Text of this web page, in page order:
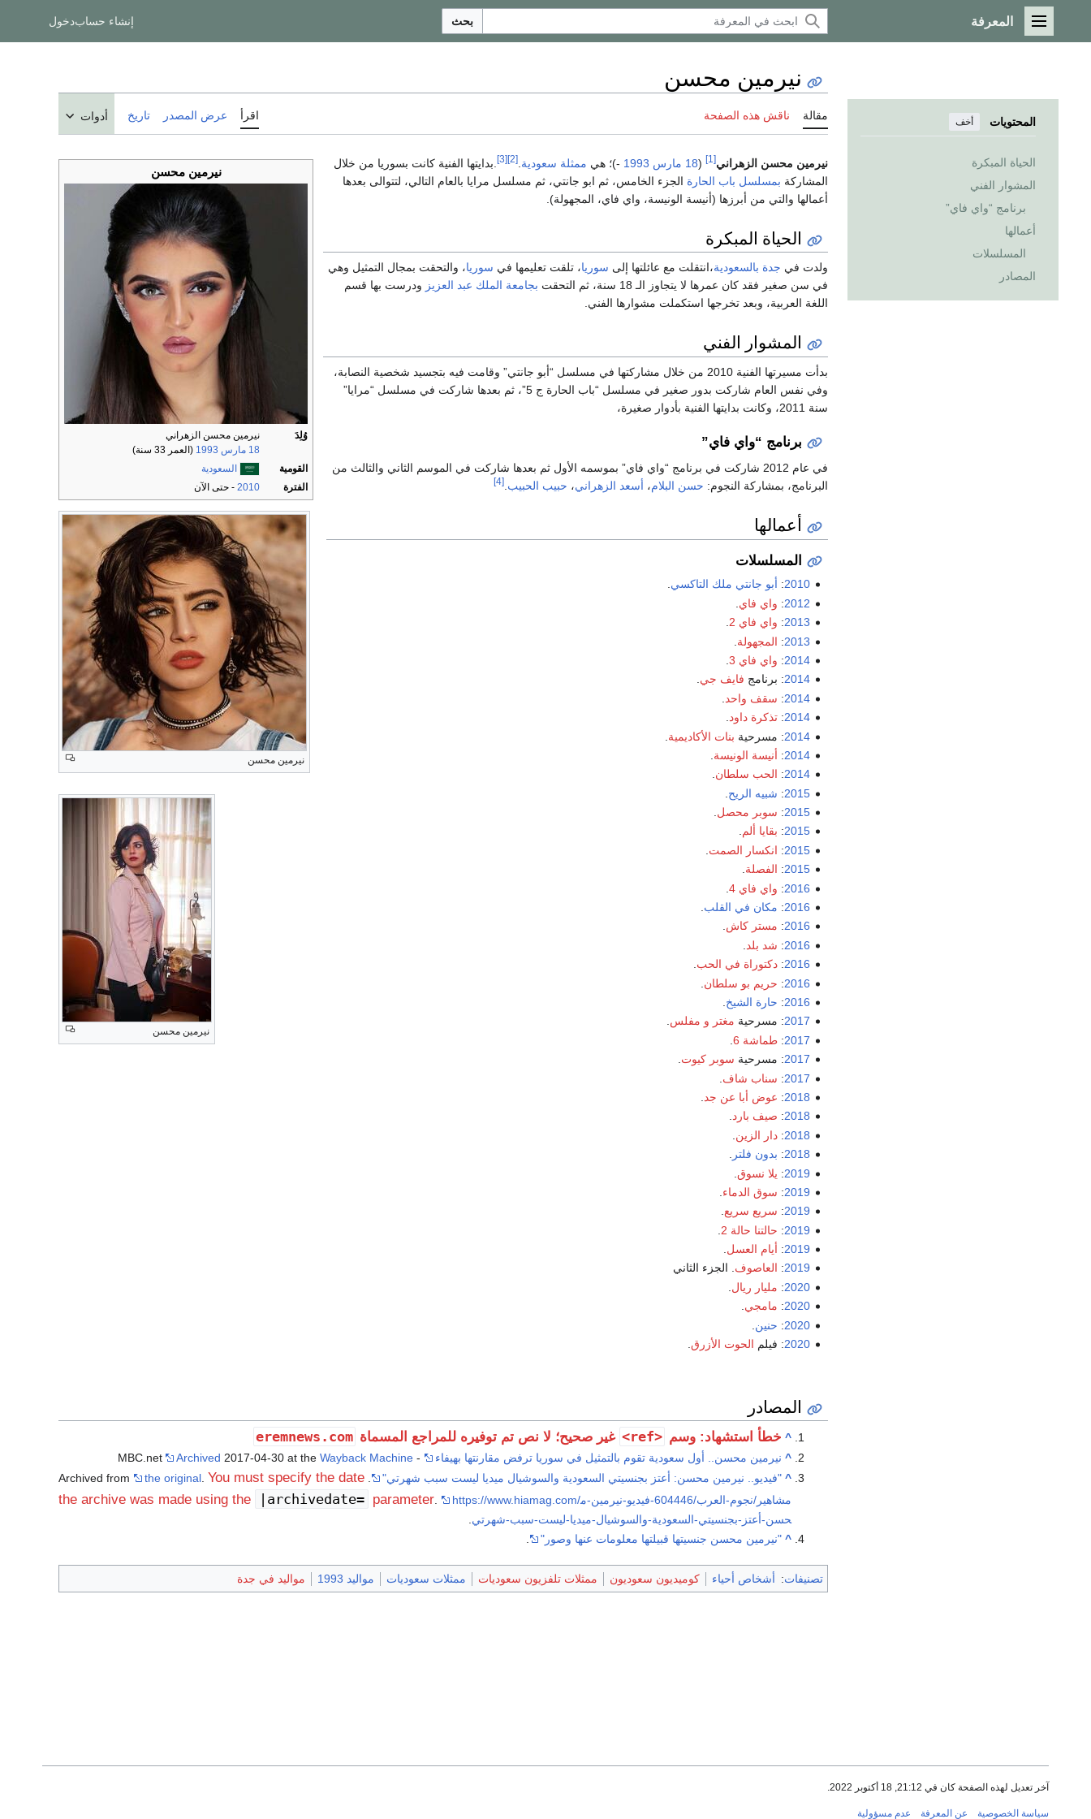
القائمة الرئيسية
المعرفة بحث إنشاء حسابدخول
المحتويات أخف
الحياة المبكرة
المشوار الفني
برنامج “واي فاي”
أعمالها
المسلسلات
المصادر
نيرمين محسن
مقالة ناقش هذه الصفحة اقرأ عرض المصدر تاريخ أدوات
نيرمين محسن
وُلِدَ
نيرمين محسن الزهراني
18 مارس
1993 (العمر 33 سنة)
القومية
السعودية
الفترة
2010 - حتى الآن
نيرمين محسن الزهراني[1]
(18 مارس 1993 -)؛ هي ممثلة سعودية [2]
[3]
.بدايتها الفنية كانت بسوريا من خلال
المشاركة بمسلسل باب الحارة الجزء الخامس، ثم ابو جانتي، ثم مسلسل مرايا بالعام التالي، لتتوالى بعدها
أعمالها والتي من أبرزها (أنيسة الونيسة، واي فاي، المجهولة).
الحياة المبكرة
ولدت في جدة بالسعودية،انتقلت مع عائلتها إلى سوريا، تلقت تعليمها في سوريا، والتحقت بمجال التمثيل وهي
في سن صغير فقد كان عمرها لا يتجاوز الـ 18 سنة، ثم التحقت
بجامعة الملك عبد العزيز ودرست بها قسم
اللغة العربية، وبعد تخرجها استكملت مشوارها الفني.
المشوار الفني
نيرمين محسن
نيرمين محسن
بدأت مسيرتها الفنية 2010 من خلال مشاركتها في مسلسل “أبو جانتي” وقامت فيه بتجسيد شخصية النصابة،
وفي نفس العام شاركت بدور صغير في مسلسل “باب الحارة ج 5”، ثم بعدها شاركت في مسلسل “مرايا”
سنة 2011، وكانت بدايتها الفنية بأدوار صغيرة،
برنامج “واي فاي”
في عام 2012 شاركت في برنامج “واي فاي” بموسمه الأول ثم بعدها شاركت في الموسم الثاني والثالث من
البرنامج، بمشاركة النجوم: حسن البلام، أسعد الزهراني، حبيب الحبيب.
[4]
أعمالها
المسلسلات
2010
: أبو جانتي ملك التاكسي.
2012
: واي فاي
2013
: واي فاي 2
2013
: المجهولة
2014
: واي فاي 3
2014: برنامج فايف جي.
2014
: سقف واحد
2014
:تذكرة داود
2014: مسرحية بنات الأكاديمية
2014
: أنيسة الونيسة
2014
: الحب سلطان.
2015
: شبيه الريح
2015
: سوبر محصل
2015
: بقايا ألم.
2015
: انكسار الصمت
2015
: الفصلة.
2016
: واي فاي 4
2016
: مكان في القلب
2016
: مستر كاش.
2016
: شد بلد
2016
:دكتوراة في الحب.
2016
: حريم بو سلطان
2016
: حارة الشيخ
2017: مسرحية مغتر و مفلس.
2017
:طماشة 6
2017: مسرحية سوبر كيوت
2017
: سناب شاف
2018
: عوض أبا عن جد
2018
: صيف بارد.
2018
:دار الزين
2018
: بدون فلتر
2019
: يلا نسوق
2019
: سوق الدماء
2019
: سريع سريع.
2019
: حالتنا حالة 2
2019
: أيام العسل
2019
: العاصوف. الجزء الثاني
2020
: مليار ريال
2020
: مامجي.
2020
: حنين
2020: فيلم الحوت الأزرق
المصادر
^ خطأ استشهاد: وسم <ref> غير صحيح؛ لا نص تم توفيره للمراجع المسماة eremnews.com
^ نيرمين محسن.. أول سعودية تقوم بالتمثيل في سوريا ترفض مقارنتها بهيفاء - MBC.net
Archived 2017-04-30 at theWayback Machine
^ "فيديو.. نيرمين محسن: أعتز بجنسيتي السعودية والسوشيال ميديا ليست سبب شهرتي" . Archived from
the original. You must specify the date
the archive was made using the
|archivedate= parameter.
https://www.hiamag.com/مشاهير/نجوم-العرب/604446-فيديو-نيرمين-م
حسن-أعتز-بجنسيتي-السعودية-والسوشيال-ميديا-ليست-سبب-شهرتي.
^ "نيرمين محسن جنسيتها قبيلتها معلومات عنها وصور"
تصنيفات: أشخاص أحياء كوميديون سعوديون ممثلات تلفزيون سعوديات ممثلات سعوديات مواليد 1993 مواليد في جدة
آخر تعديل لهذه الصفحة كان في 21:12, 18 أكتوبر 2022.
سياسة الخصوصية عن المعرفة عدم مسؤولية